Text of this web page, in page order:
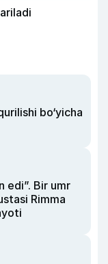
bo‘yicha
edi”. Bir umr
Rimma